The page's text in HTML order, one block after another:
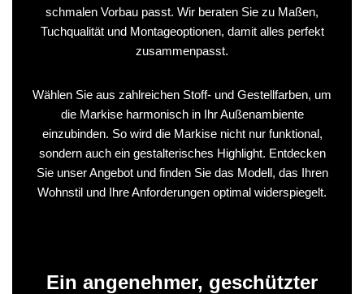
schmalen Vorbau passt. Wir beraten Sie zu Maßen,
Tuchqualität und Montageoptionen, damit alles perfekt
zusammenpasst.
Wählen Sie aus zahlreichen Stoff- und Gestellfarben, um
die Markise harmonisch in Ihr Außenambiente
einzubinden. So wird die Markise nicht nur funktional,
sondern auch ein gestalterisches Highlight. Entdecken
Sie unser Angebot und finden Sie das Modell, das Ihren
Wohnstil und Ihre Anforderungen optimal widerspiegelt.
Ein angenehmer, geschützter